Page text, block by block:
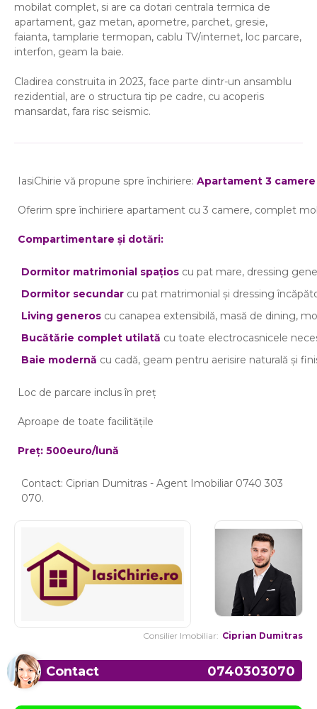
mobilat complet, si are ca dotari centrala termica de
apartament, gaz metan, apometre, parchet, gresie,
faianta, tamplarie termopan, cablu TV/internet, loc parcare,
interfon, geam la baie.
Cladirea construita in 2023, face parte dintr-un ansamblu
rezidential, are o structura tip pe cadre, cu acoperis
mansardat, fara risc seismic.
IasiChirie vă propune spre închiriere: Apartament 3 camere
Oferim spre închiriere apartament cu 3 camere, complet
Compartimentare și dotări:
Dormitor matrimonial spațios cu pat mare, dressing
Dormitor secundar cu pat matrimonial și dressing
Living generos cu canapea extensibilă, masă de dining,
Bucătărie complet utilată cu toate electrocasnicele
Baie modernă cu cadă, geam pentru aerisire naturală și
Loc de parcare inclus în preț
Aproape de toate facilitățile
Preț: 500euro/lună
Contact: Ciprian Dumitras - Agent Imobiliar 0740 303
070.
Consilier Imobiliar: Ciprian Dumitras
Contact 0740303070